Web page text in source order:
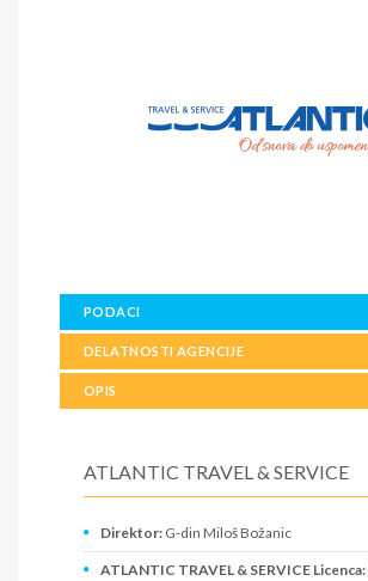
PODACI
DELATNOSTI AGENCIJE
OPIS
ATLANTIC TRAVEL & SERVICE
Direktor: G-din Miloš Božanic
ATLANTIC TRAVEL & SERVICE Licenca: